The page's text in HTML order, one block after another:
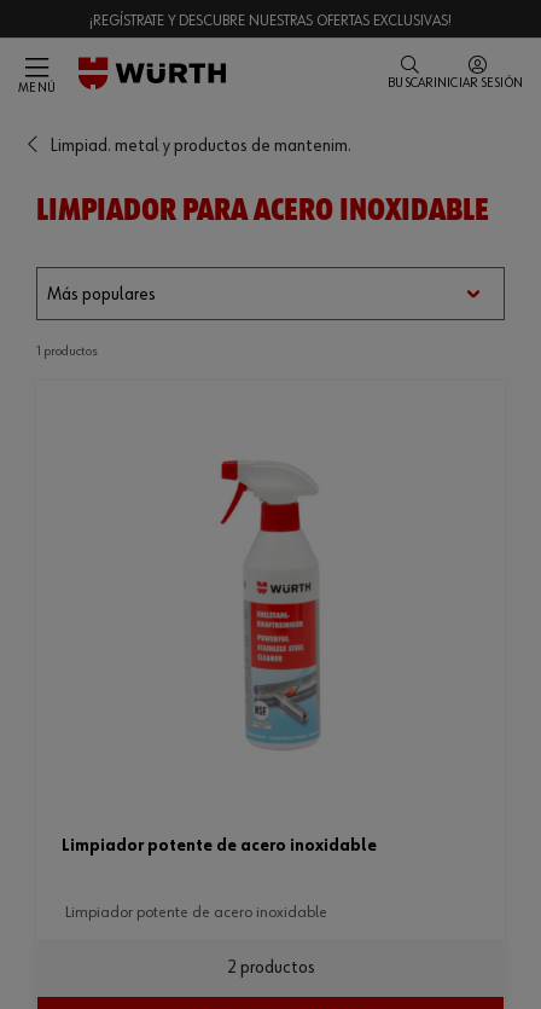
¡REGÍSTRATE Y DESCUBRE NUESTRAS OFERTAS EXCLUSIVAS!
MENÚ BUSCAR INICIAR SESIÓN
Limpiad. metal y productos de mantenim.
LIMPIADOR PARA ACERO INOXIDABLE
1 productos
limpiador potente de acero inoxidable
limpiador potente de acero inoxidable
2 productos